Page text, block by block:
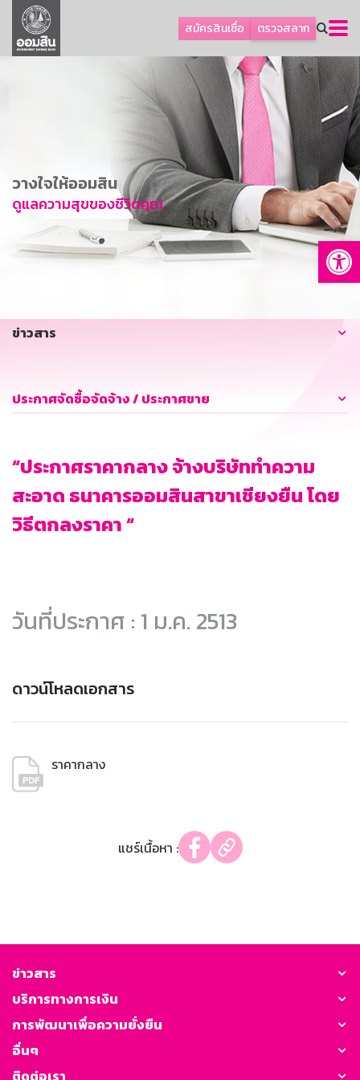
สมัครสินเชื่อ ตรวจสลาก
ลูกค้าธุรกิจ
ลูกค้าผู้ประกอบรายย่อย
การพัฒนาที่ยั่งยืน
ข่าวสาร
บริการทางการเงิน
อื่นๆ
วางใจให้ออมสิน
ดูแลความสุขของชีวิตคุณ
ข่าวสาร
ประกาศจัดซื้อจัดจ้าง / ประกาศขาย
“ประกาศราคากลาง จ้างบริษัททำความ
สะอาด ธนาคารออมสินสาขาเชียงยืน โดย
วิธีตกลงราคา “
วันที่ประกาศ : 1 ม.ค. 2513
ดาวน์โหลดเอกสาร
ราคากลาง
แชร์เนื้อหา :
ข่าวสาร
บริการทางการเงิน
การพัฒนาเพื่อความยั่งยืน
อื่นๆ